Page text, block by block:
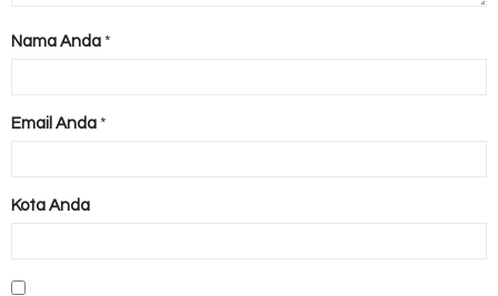
Nama Anda *
Email Anda *
Kota Anda